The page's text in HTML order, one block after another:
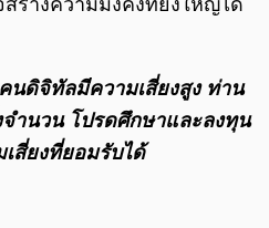
ร้างความมั่งคั่งที่ยิ่งใหญ่ได้
นดิจิทัลมีความเสี่ยงสูง ท่าน
านวน โปรดศึกษาและลงทุน
สี่ยงที่ยอมรับได้